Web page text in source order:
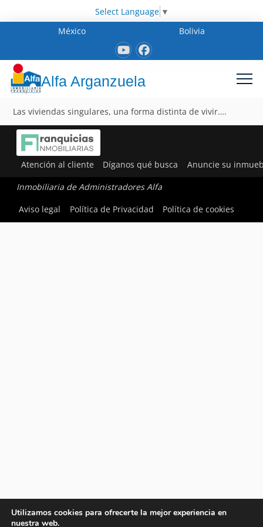
Select Language ▼
México
Bolivia
Alfa Arganzuela
Las viviendas singulares, una forma distinta de vivir….
Atención al cliente Díganos qué busca Anuncie su
Inmobiliaria de Administradores Alfa
Aviso legal
Política de Privacidad Política de cookies
Utilizamos cookies para ofrecerte la mejor experiencia en
nuestra web.